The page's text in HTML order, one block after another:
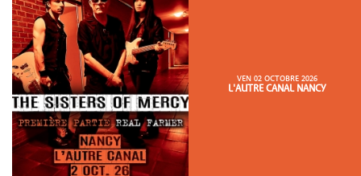
VEN 02 OCTOBRE 2026
L'AUTRE CANAL NANCY